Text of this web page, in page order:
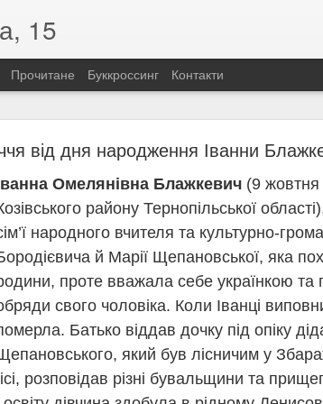
від дня народження Іванни
Омелянівна Блажкевич (9 жовтня
району Тернопільської
народного вчителя та культурно-
й Марії Щепановської, яка
проте вважала себе українкою та
свого чоловіка. Коли Іванці
Батько віддав дочку під опіку
який був лісничим у
розповідав різні бувальщини та
15
Прочитане Буккроссинг Контакти
«Розстріляна зоря української
Олени Теліги (1906–1942)
по собі не лише вірші, а й приклад незламності.
літературна критикиня, громадська діячка
України, вона свідомо обрала бути українкою. Її
Саме тоді прозвучали слова, які
Відтоді Олена говорила лише українською,
й сповнена внутрішньої свободи. У ній
гідність, боротьбу та відповідальність перед
стало зброєю.
війни Олена Теліга повернулася до окупованого
літературний додаток «Літаври». Попри